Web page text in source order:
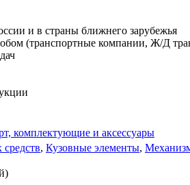
и в страны ближнего зарубежья
(транспортные компании, Ж/Д
комплектующие и аксессуары
, Кузовные элементы,